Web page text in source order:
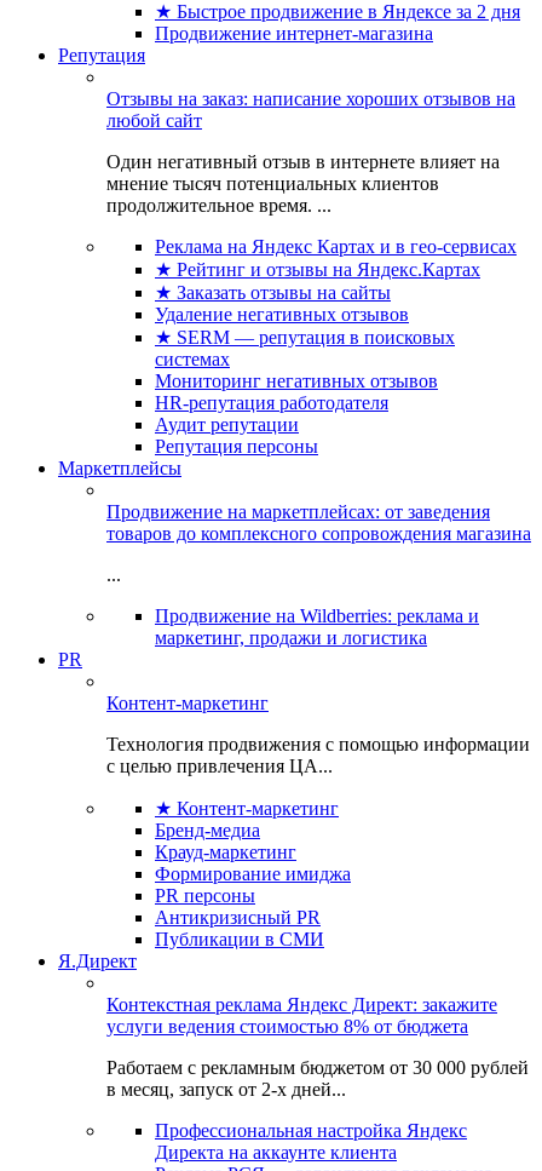
★ Быстрое продвижение в Яндексе за 2 дня
Продвижение интернет-магазина
Репутация
Отзывы на заказ: написание хороших отзывов на
любой сайт
Один негативный отзыв в интернете влияет на
мнение тысяч потенциальных клиентов
продолжительное время. ...
Реклама на Яндекс Картах и в гео-сервисах
★ Рейтинг и отзывы на Яндекс.Картах
★ Заказать отзывы на сайты
Удаление негативных отзывов
★ SERM — репутация в поисковых
системах
Мониторинг негативных отзывов
HR-репутация работодателя
Аудит репутации
Репутация персоны
Маркетплейсы
Продвижение на маркетплейсах: от заведения
товаров до комплексного сопровождения магазина
...
Продвижение на Wildberries: реклама и
маркетинг, продажи и логистика
PR
Контент-маркетинг
Технология продвижения с помощью информации
с целью привлечения ЦА...
★ Контент-маркетинг
Бренд-медиа
Крауд-маркетинг
Формирование имиджа
PR персоны
Антикризисный PR
Публикации в СМИ
Я.Директ
Контекстная реклама Яндекс Директ: закажите
услуги ведения стоимостью 8% от бюджета
Работаем с рекламным бюджетом от 30 000 рублей
в месяц, запуск от 2-х дней...
Профессиональная настройка Яндекс
Директа на аккаунте клиента